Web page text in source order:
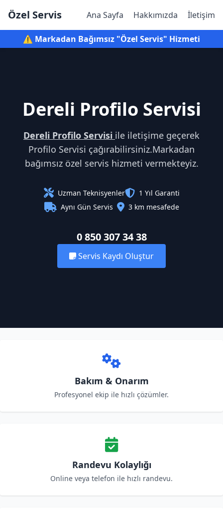
Özel Servis Ana Sayfa Hakkımızda İletişim
⚠️ Markadan Bağımsız "Özel Servis" Hizmeti
Dereli Profilo Servisi
Dereli Profilo Servisi ile iletişime geçerek
Profilo Servisi çağırabilirsiniz.Markadan
bağımsız özel servis hizmeti vermekteyiz.
Uzman Teknisyenler
1 Yıl Garanti
Aynı Gün Servis
3 km mesafede
0 850 307 34 38
Servis Kaydı Oluştur
Bakım & Onarım
Profesyonel ekip ile hızlı çözümler.
Randevu Kolaylığı
Online veya telefon ile hızlı randevu.